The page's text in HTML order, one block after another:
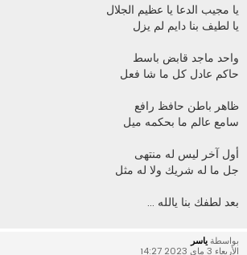
يا مجيب الدعا يا عظيم الجلال
يا لطيف بنا دايم لم يزل
واحد ماجد قابض باسط
حاكم عادل كل ما شا فعل
ظاهر باطن حافظ رافع
سامع عالم ما بحكمه ميل
أول آخر ليس له منتهى
جل ما له شريك ولا له مثل
بعد لطفك بنا يالله ...
بواسطةياسر
الأربعاء 3 ماي 2023 14:27